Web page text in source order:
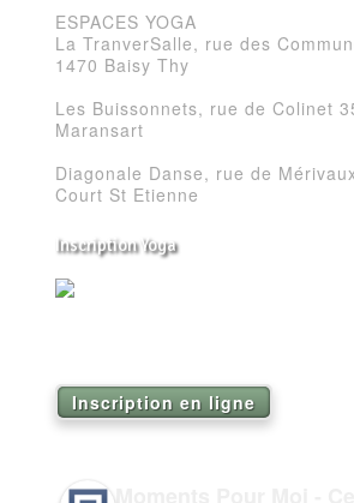
ESPACES YOGA
La TranverSalle, rue des
1470 Baisy Thy
Les Buissonnets, rue de Colinet
Maransart
Diagonale Danse, rue de
Court St Etienne
Inscription Yoga
Inscription en ligne
Moments Pour Moi -